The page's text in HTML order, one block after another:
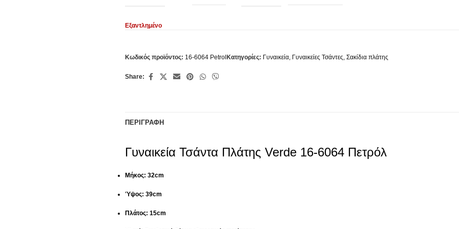
Εξαντλημένο
Κωδικός προϊόντος: 16-6064 Petrol Κατηγορίες: Γυναικεία, Γυναικείες Τσάντες, Σακίδια πλάτης
Share:
ΠΕΡΙΓΡΑΦΉ
Γυναικεία Τσάντα Πλάτης Verde 16-6064 Πετρόλ
Μήκος: 32cm
Ύψος: 39cm
Πλάτος: 15cm